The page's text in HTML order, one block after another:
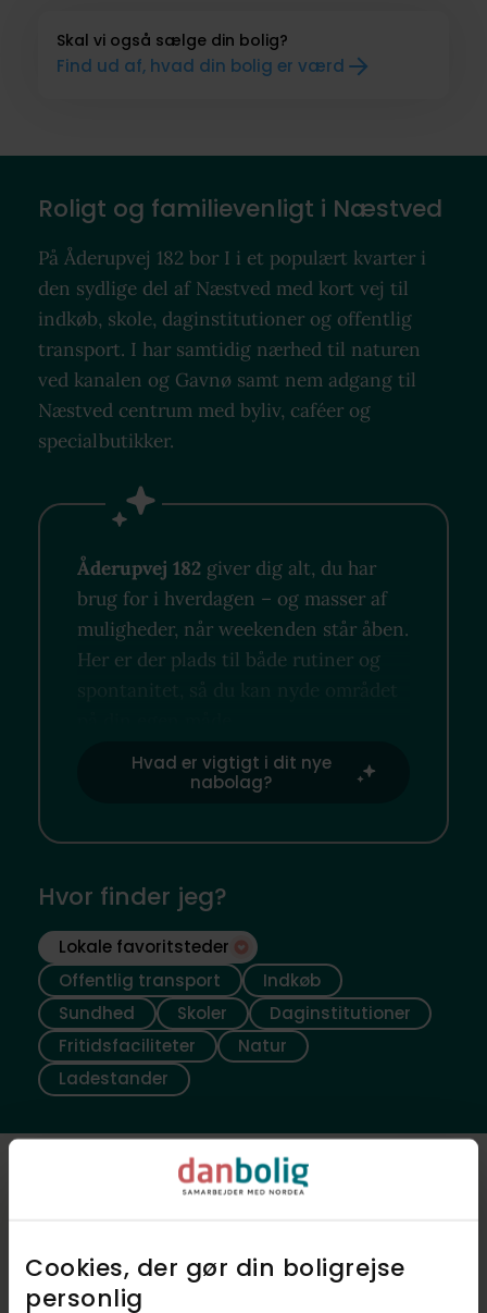
Cookies, der gør din boligrejse
personlig​
Skal vi også sælge din bolig?
Find ud af, hvad din bolig er værd
Roligt og familievenligt i Næstved
På Åderupvej 182 bor I i et populært kvarter i
den sydlige del af Næstved med kort vej til
indkøb, skole, daginstitutioner og offentlig
transport. I har samtidig nærhed til naturen
ved kanalen og Gavnø samt nem adgang til
Næstved centrum med byliv, caféer og
specialbutikker.
Åderupvej 182 giver dig alt, du har
brug for i hverdagen – og masser af
muligheder, når weekenden står åben.
Her er der plads til både rutiner og
spontanitet, så du kan nyde området
Hvad er vigtigt i dit nye
nabolag?
Hvor finder jeg?
Lokale favoritsteder
Offentlig transport
Indkøb
Sundhed
Skoler
Daginstitutioner
Fritidsfaciliteter
Natur
Ladestander